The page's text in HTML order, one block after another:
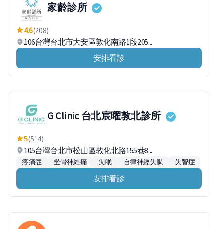
家齡診所
4.6(208)
106台灣台北市大安區敦化南路1段205...
安排看診
G Clinic 台北宸曜敦北診所
5(514)
105台灣台北市松山區敦化北路155巷8...
疼痛症 坐骨神經痛 失眠 自律神經失調 失智症
安排看診